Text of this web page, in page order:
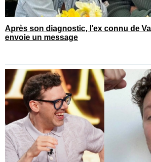
Après son diagnostic, l’ex connu de
envoie un message